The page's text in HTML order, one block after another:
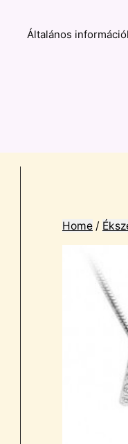
Általános
Home /